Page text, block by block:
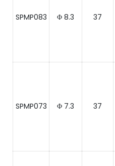
SPMP083 Φ 8.3 37
SPMP073 Φ 7.3 37